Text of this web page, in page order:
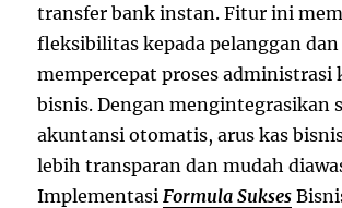
transfer bank instan. Fitur ini
fleksibilitas kepada pelanggan dan
mempercepat proses administrasi
bisnis. Dengan mengintegrasikan
akuntansi otomatis, arus kas
lebih transparan dan mudah
Implementasi Formula Sukses